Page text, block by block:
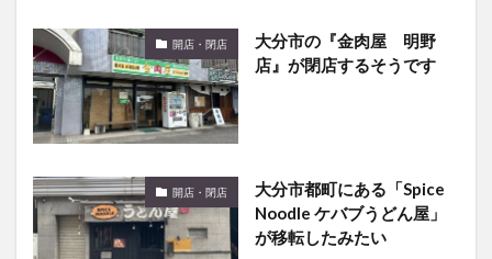
開店・閉店
大分市の『金肉屋 明野
店』が閉店するそうです
開店・閉店
大分市都町にある「Spice
Noodle ケバブうどん屋」
が移転したみたい